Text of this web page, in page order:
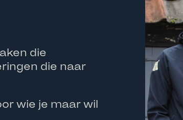
die
die naar
wie je maar wil